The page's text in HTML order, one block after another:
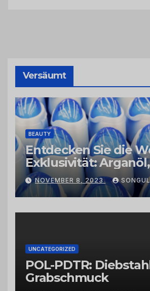
Versäumt
BEAUTY
Entdecken Sie die
Exklusivität: Arganöl,
Kaktusfeigenkernöl
Schwarzkümmelöl
vertrauenswürdigen
Großhändlern und
NOVEMBER 8, 2023 SONGUL
UNCATEGORIZED
POL-PDTR:
Grabschmuck